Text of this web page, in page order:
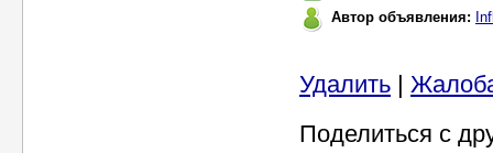
Автор объявления:
Удалить |
Поделиться с